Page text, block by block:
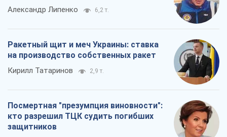
Александр Липенко 6,2 т.
Ракетный щит и меч Украины: ставка
на производство собственных ракет
Кирилл Татаринов 2,9 т.
Посмертная "презумпция виновности":
кто разрешил ТЦК судить погибших
защитников